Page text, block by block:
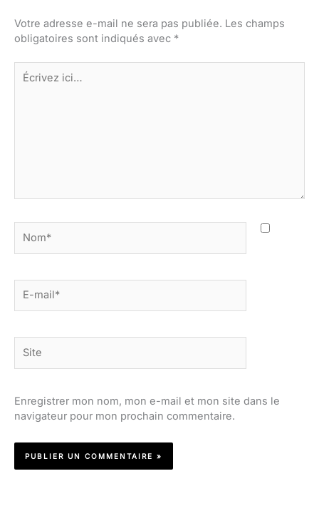
Votre adresse e-mail ne sera pas publiée. Les champs
obligatoires sont indiqués avec *
Écrivez
ici…
mail*
Enregistrer mon nom, mon e-mail et mon site dans le
navigateur pour mon prochain commentaire.